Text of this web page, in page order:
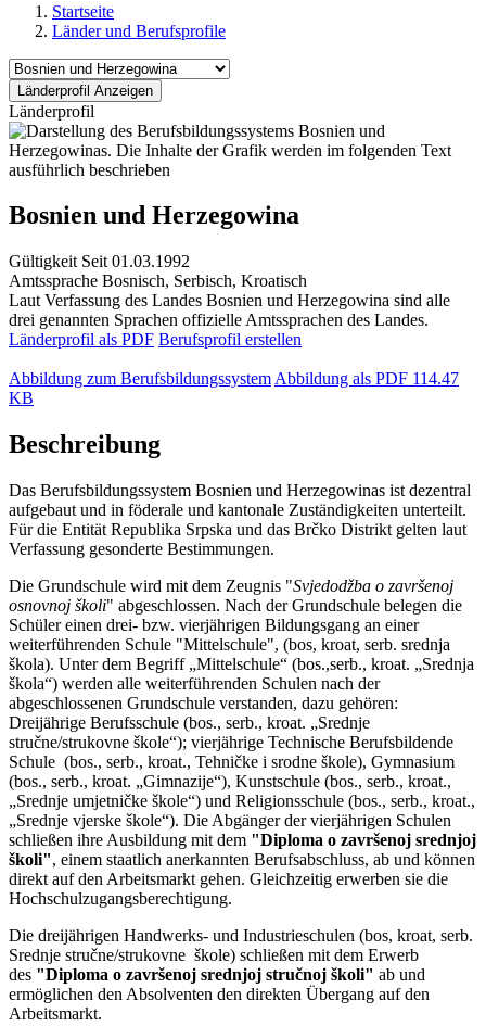
Startseite
Länder und Berufsprofile
Länderprofil
Bosnien und Herzegowina
Gültigkeit Seit 01.03.1992
Amtssprache Bosnisch, Serbisch, Kroatisch
Laut Verfassung des Landes Bosnien und Herzegowina sind alle
drei genannten Sprachen offizielle Amtssprachen des Landes.
Länderprofil als PDF Berufsprofil erstellen
Abbildung zum Berufsbildungssystem Abbildung als PDF 114.47
KB
Beschreibung
Das Berufsbildungssystem Bosnien und Herzegowinas ist dezentral
aufgebaut und in föderale und kantonale Zuständigkeiten unterteilt.
Für die Entität Republika Srpska und das Brčko Distrikt gelten laut
Verfassung gesonderte Bestimmungen.
Die Grundschule wird mit dem Zeugnis "Svjedodžba o završenoj
osnovnoj školi" abgeschlossen. Nach der Grundschule belegen die
Schüler einen drei- bzw. vierjährigen Bildungsgang an einer
weiterführenden Schule "Mittelschule", (bos, kroat, serb. srednja
škola). Unter dem Begriff „Mittelschule“ (bos.,serb., kroat. „Srednja
škola“) werden alle weiterführenden Schulen nach der
abgeschlossenen Grundschule verstanden, dazu gehören:
Dreijährige Berufsschule (bos., serb., kroat. „Srednje
stručne/strukovne škole“); vierjährige Technische Berufsbildende
Schule (bos., serb., kroat., Tehničke i srodne škole), Gymnasium
(bos., serb., kroat. „Gimnazije“), Kunstschule (bos., serb., kroat.,
„Srednje umjetničke škole“) und Religionsschule (bos., serb., kroat.,
„Srednje vjerske škole“). Die Abgänger der vierjährigen Schulen
schließen ihre Ausbildung mit dem "Diploma o završenoj srednjoj
školi", einem staatlich anerkannten Berufsabschluss, ab und können
direkt auf den Arbeitsmarkt gehen. Gleichzeitig erwerben sie die
Hochschulzugangsberechtigung.
Die dreijährigen Handwerks- und Industrieschulen (bos, kroat, serb.
Srednje stručne/strukovne škole) schließen mit dem Erwerb
des "Diploma o završenoj srednjoj stručnoj školi" ab und
ermöglichen den Absolventen den direkten Übergang auf den
Arbeitsmarkt.